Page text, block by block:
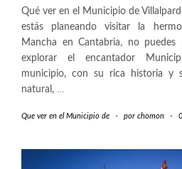
Qué ver en el Municipio de
estás planeando visitar la
Mancha en Cantabria, no
explorar el encantador
municipio, con su rica historia y
natural, …
Que ver en el Municipio de - por chomon -